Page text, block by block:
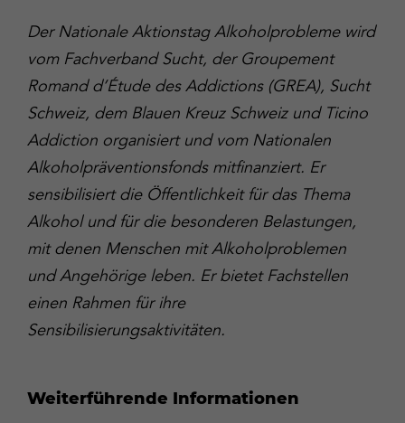
Der Nationale Aktionstag Alkoholprobleme wird
vom Fachverband Sucht, der Groupement
Romand d’Étude des Addictions (GREA), Sucht
Schweiz, dem Blauen Kreuz Schweiz und Ticino
Addiction organisiert und vom Nationalen
Alkoholpräventionsfonds mitfinanziert. Er
sensibilisiert die Öffentlichkeit für das Thema
Alkohol und für die besonderen Belastungen,
mit denen Menschen mit Alkoholproblemen
und Angehörige leben. Er bietet Fachstellen
einen Rahmen für ihre
Sensibilisierungsaktivitäten.
Weiterführende Informationen